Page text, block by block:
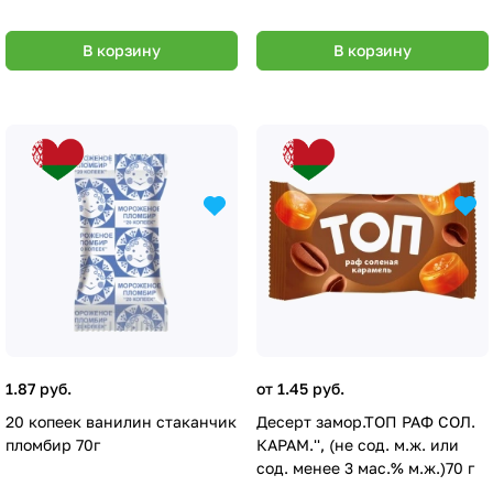
В корзину В корзину
1.87 руб.
20 копеек ванилин стаканчик
пломбир 70г
от 1.45 руб.
Десерт замор.ТОП РАФ СОЛ.
КАРАМ.'', (не сод. м.ж. или
сод. менее 3 мас.% м.ж.)70 г